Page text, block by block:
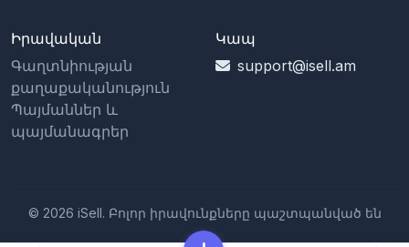
Իրավական
Գաղտնիության
քաղաքականություն
Պայմաններ և
պայմանագրեր
Կապ
support@isell.am
© 2026 iSell. Բոլոր իրավունքները պաշտպանված են